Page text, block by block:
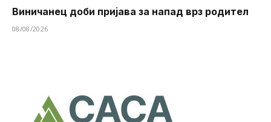
Виничанец доби пријава за напад врз родител
08/08/2026